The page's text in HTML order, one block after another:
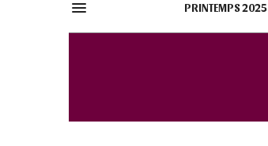
PRINTEMPS 2025